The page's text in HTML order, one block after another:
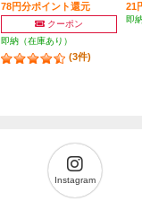
78円分ポイント還元
クーポン
即納（在庫あり）
(3件)
21
即
Instagram